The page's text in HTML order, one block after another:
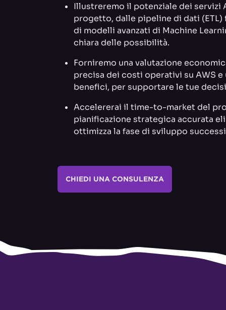
Illustreremo il potenziale dei servizi
progetto, dalle pipeline di dati (ETL)
di modelli avanzati di Machine
chiara delle possibilità.
Forniremo una valutazione
precisa dei costi operativi su AWS
benefici, per supportare le tue
Accelererai il time-to-market del
pianificazione strategica accurata
ottimizza la fase di sviluppo
CHIEDI UNA CONSULENZA